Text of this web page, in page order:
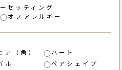
セッティング
オフアレルギー
ア（角）
ハート
ル
ペアシェイプ